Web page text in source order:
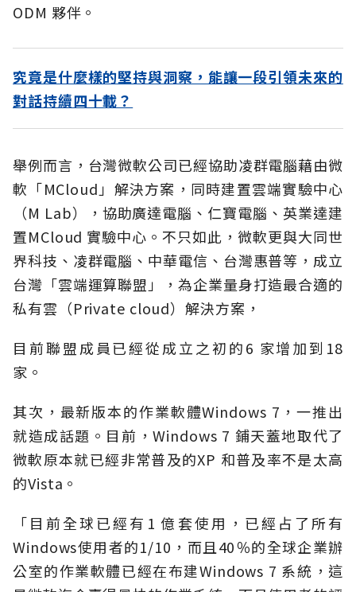
ODM 夥伴。
究竟是什麼樣的堅持與洞察，能讓一段引領未來的
對話持續四十載？
舉例而言，台灣微軟公司已經協助凌群電腦藉由微
軟「MCloud」解決方案，同時建置雲端實驗中心
（M Lab），協助廣達電腦、仁寶電腦、英業達建
置MCloud 實驗中心。不只如此，微軟更與大同世
界科技、凌群電腦、中華電信、台灣惠普等，成立
台灣「雲端運算聯盟」，為企業量身打造最合適的
私有雲（Private cloud）解決方案，
目前聯盟成員已經從成立之初的6 家增加到18
家。
其次，最新版本的作業軟體Windows 7，一推出
就造成話題。目前，Windows 7 鋪天蓋地取代了
微軟原本就已經非常普及的XP 和普及率不是太高
的Vista。
「目前全球已經有1 億套使用，已經占了所有
Windows使用者的1/10，而且40％的全球企業辦
公室的作業軟體已經在布建Windows 7 系統，這